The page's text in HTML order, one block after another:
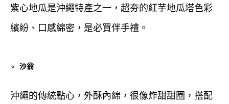
紫心地瓜是沖繩特產之一，超夯的紅芋地瓜塔色彩
繽紛、口感綿密，是必買伴手禮。
沙翁
沖繩的傳統點心，外酥內綿，很像炸甜甜圈，搭配